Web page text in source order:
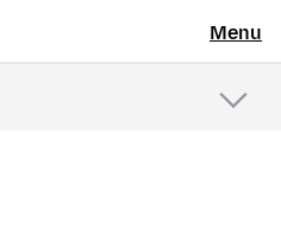
Menu